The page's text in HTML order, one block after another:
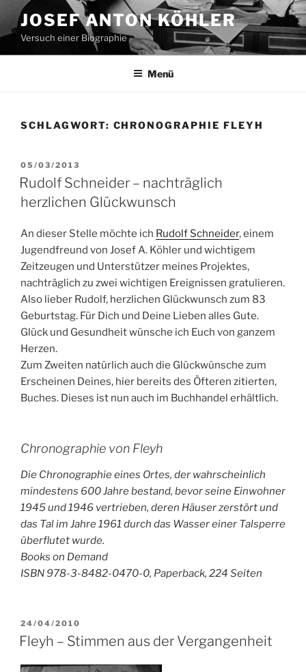
Inhalt
springen
JOSEF ANTON KÖHLER
Versuch einer Biographie
Menü
SCHLAGWORT: CHRONOGRAPHIE FLEYH
VERÖFFENTLICHT
AM
05/03/2013
Rudolf Schneider – nachträglich
herzlichen Glückwunsch
An dieser Stelle möchte ich Rudolf Schneider, einem
Jugendfreund von Josef A. Köhler und wichtigem
Zeitzeugen und Unterstützer meines Projektes,
nachträglich zu zwei wichtigen Ereignissen gratulieren.
Also lieber Rudolf, herzlichen Glückwunsch zum 83
Geburtstag. Für Dich und Deine Lieben alles Gute.
Glück und Gesundheit wünsche ich Euch von ganzem
Herzen.
Zum Zweiten natürlich auch die Glückwünsche zum
Erscheinen Deines, hier bereits des Öfteren zitierten,
Buches. Dieses ist nun auch im Buchhandel erhältlich.
Chronographie von Fleyh
Die Chronographie eines Ortes, der wahrscheinlich
mindestens 600 Jahre bestand, bevor seine Einwohner
1945 und 1946 vertrieben, deren Häuser zerstört und
das Tal im Jahre 1961 durch das Wasser einer Talsperre
überflutet wurde.
Books on Demand
ISBN 978-3-8482-0470-0, Paperback, 224 Seiten
VERÖFFENTLICHT
AM
24/04/2010
Fleyh – Stimmen aus der Vergangenheit